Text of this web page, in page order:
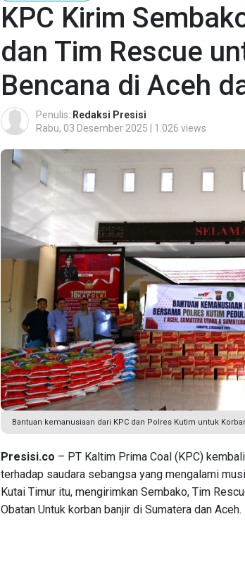
KPC Kirim
dan Tim Rescue
Bencana di Aceh
Penulis: Redaksi Presisi
Rabu, 03 Desember 2025 | 1.026 views
Bantuan kemanusiaan dari KPC dan Polres Kutim untuk
Presisi.co – PT Kaltim Prima Coal (KPC)
terhadap saudara sebangsa yang mengalami
Kutai Timur itu, mengirimkan Sembako, Tim
Obatan Untuk korban banjir di Sumatera dan Aceh.